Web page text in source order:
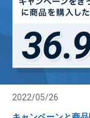
2022/05/26